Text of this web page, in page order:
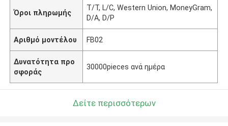
Όροι πληρωμής
T/T, L/C, Western Union, MoneyGram,
D/A, D/P
Αριθμό μοντέλου FB02
Δυνατότητα προ
σφοράς
30000pieces ανά ημέρα
Δείτε περισσότερων